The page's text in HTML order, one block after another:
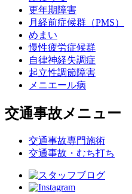
更年期障害
月経前症候群（PMS）
めまい
慢性疲労症候群
自律神経失調症
起立性調節障害
メニエール病
交通事故メニュー
交通事故専門施術
交通事故・むち打ち